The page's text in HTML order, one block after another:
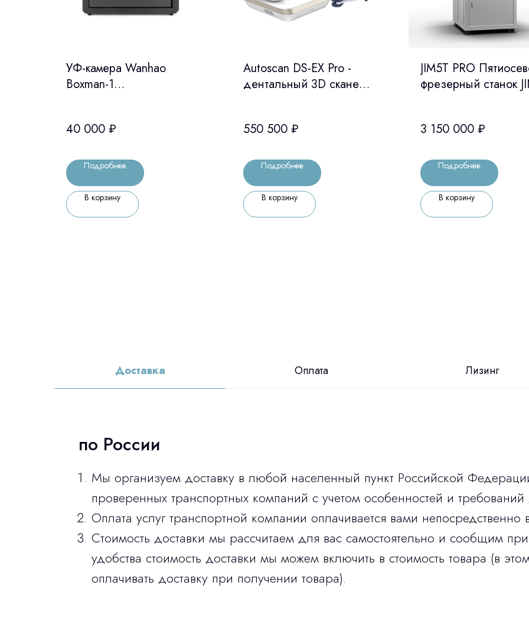
УФ-камера Wanhao
Boxman-1
40 000 ₽
Подробнее
В корзину
Autoscan DS-EX Pro -
дентальный 3D сканер
550 500 ₽
Подробнее
В корзину
JIM5T PRO
фрезерный станок
3 150 000 ₽
Подробнее
В корзину
Доставка Оплата Лизинг
по России
Мы организуем доставку в любой населенный пункт Российской
проверенных транспортных компаний с учетом особенностей и требований
Оплата услуг транспортной компании оплачивается вами непосредственно
Стоимость доставки мы рассчитаем для вас самостоятельно и сообщим
удобства стоимость доставки мы можем включить в стоимость товара (в
оплачивать доставку при получении товара).